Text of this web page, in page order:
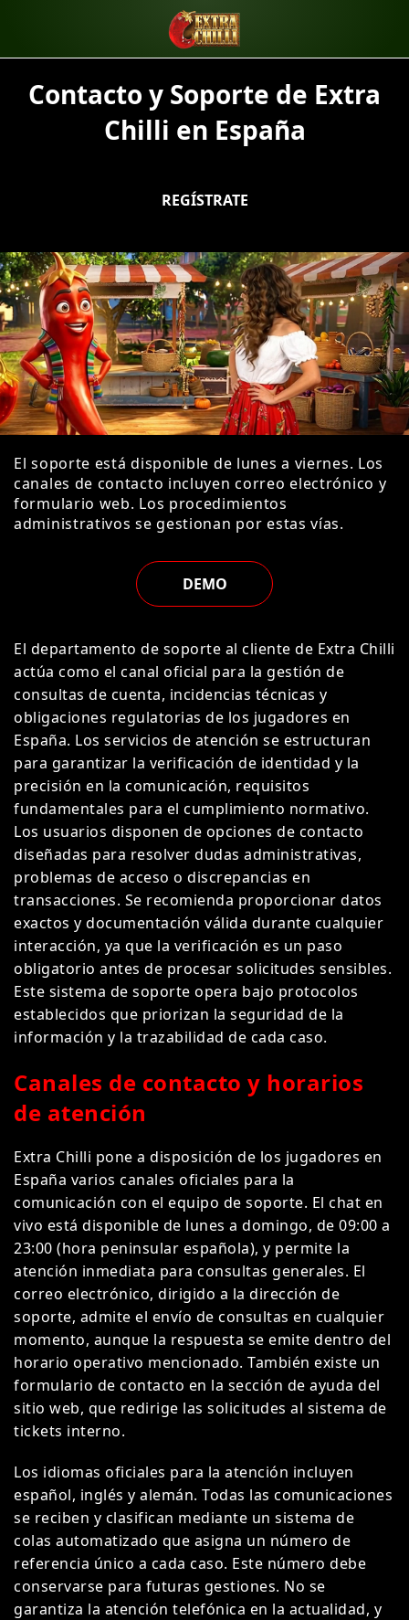
El soporte está disponible de lunes a viernes. Los
canales de contacto incluyen correo electrónico y
formulario web. Los procedimientos
administrativos se gestionan por estas vías.
DEMO
Contacto y Soporte de Extra
Chilli en España
REGÍSTRATE
El departamento de soporte al cliente de Extra Chilli
actúa como el canal oficial para la gestión de
consultas de cuenta, incidencias técnicas y
obligaciones regulatorias de los jugadores en
España. Los servicios de atención se estructuran
para garantizar la verificación de identidad y la
precisión en la comunicación, requisitos
fundamentales para el cumplimiento normativo.
Los usuarios disponen de opciones de contacto
diseñadas para resolver dudas administrativas,
problemas de acceso o discrepancias en
transacciones. Se recomienda proporcionar datos
exactos y documentación válida durante cualquier
interacción, ya que la verificación es un paso
obligatorio antes de procesar solicitudes sensibles.
Este sistema de soporte opera bajo protocolos
establecidos que priorizan la seguridad de la
información y la trazabilidad de cada caso.
Canales de contacto y horarios
de atención
Extra Chilli pone a disposición de los jugadores en
España varios canales oficiales para la
comunicación con el equipo de soporte. El chat en
vivo está disponible de lunes a domingo, de 09:00 a
23:00 (hora peninsular española), y permite la
atención inmediata para consultas generales. El
correo electrónico, dirigido a la dirección de
soporte, admite el envío de consultas en cualquier
momento, aunque la respuesta se emite dentro del
horario operativo mencionado. También existe un
formulario de contacto en la sección de ayuda del
sitio web, que redirige las solicitudes al sistema de
tickets interno.
Los idiomas oficiales para la atención incluyen
español, inglés y alemán. Todas las comunicaciones
se reciben y clasifican mediante un sistema de
colas automatizado que asigna un número de
referencia único a cada caso. Este número debe
conservarse para futuras gestiones. No se
garantiza la atención telefónica en la actualidad, y